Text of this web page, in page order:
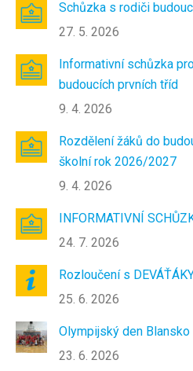
Schůzka s rodiči
27. 5. 2026
Informativní schůzka
budoucích prvních tříd
9. 4. 2026
Rozdělení žáků do
školní rok 2026/2027
9. 4. 2026
INFORMATIVNÍ
24. 7. 2026
Rozloučení s
25. 6. 2026
Olympijský den
23. 6. 2026